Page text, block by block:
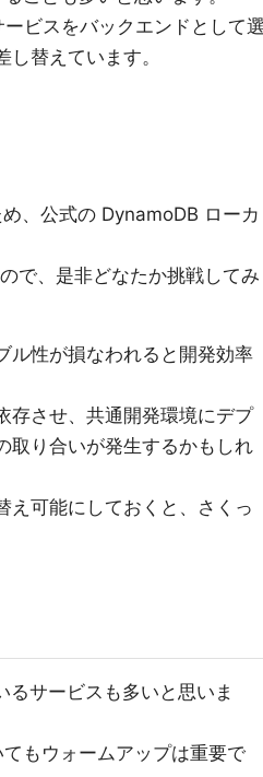
ビスをバックエンドとして
替えています。
、公式の DynamoDB ローカ
で、是非どなたか挑戦してみ
ル性が損なわれると開発効率
存させ、共通開発環境にデプ
取り合いが発生するかもしれ
え可能にしておくと、さくっ
サービスも多いと思いま
もウォームアップは重要で